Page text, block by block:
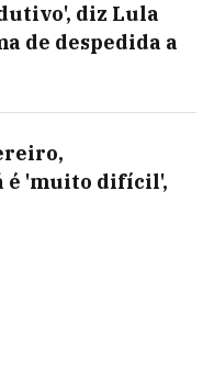
diz Lula
de despedida a
é 'muito difícil',